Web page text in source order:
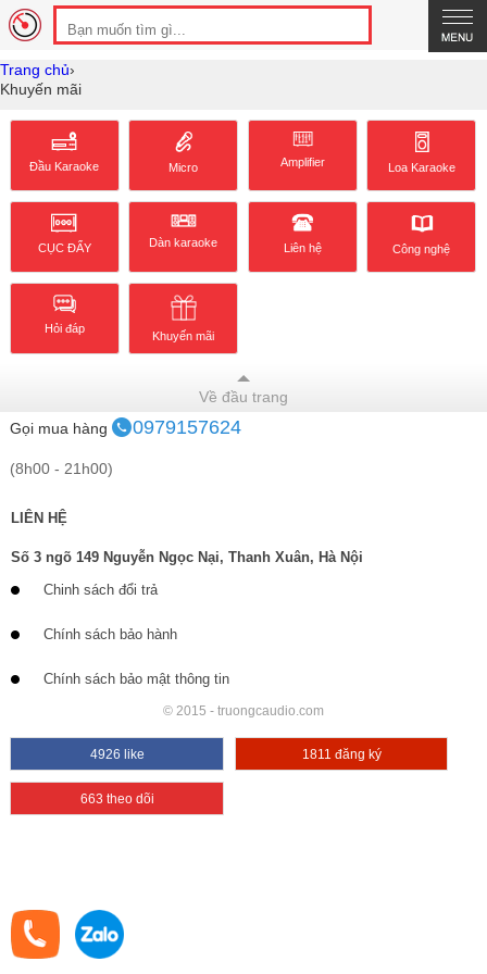
Trang chủ›
Khuyến mãi
Đầu Karaoke Micro Amplifier Loa Karaoke
CỤC ĐẨY Dàn karaoke Liên hệ Công nghệ
Hỏi đáp
Khuyến mãi
Về đầu trang
Gọi mua hàng
0979157624
(8h00 - 21h00)
LIÊN HỆ
Số 3 ngõ 149 Nguyễn Ngọc Nại, Thanh Xuân, Hà Nội
Chinh sách đổi trả
Chính sách bảo hành
Chính sách bảo mật thông tin
© 2015 - truongcaudio.com
4926 like 1811 đăng ký
663 theo dõi